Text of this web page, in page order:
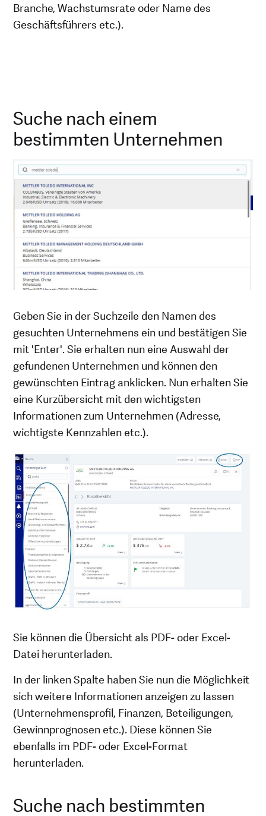
Branche, Wachstumsrate oder Name des
Geschäftsführers etc.).
Suche nach einem
bestimmten Unternehmen
Geben Sie in der Suchzeile den Namen des
gesuchten Unternehmens ein und bestätigen Sie
mit 'Enter'. Sie erhalten nun eine Auswahl der
gefundenen Unternehmen und können den
gewünschten Eintrag anklicken. Nun erhalten Sie
eine Kurzübersicht mit den wichtigsten
Informationen zum Unternehmen (Adresse,
wichtigste Kennzahlen etc.).
Sie können die Übersicht als PDF- oder Excel-
Datei herunterladen.
In der linken Spalte haben Sie nun die Möglichkeit
sich weitere Informationen anzeigen zu lassen
(Unternehmensprofil, Finanzen, Beteiligungen,
Gewinnprognosen etc.). Diese können Sie
ebenfalls im PDF- oder Excel-Format
herunterladen.
Suche nach bestimmten